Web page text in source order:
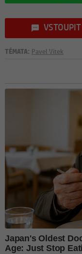
TÉMATA: Pavel Vítek